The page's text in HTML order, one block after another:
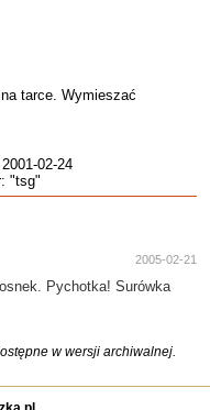
tarce. Wymieszać
02-24
"tsg"
2005-02-21
Pychotka! Surówka
w wersji archiwalnej.